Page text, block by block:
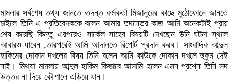
মামলার সর্বশেষ তথ্য জানতে তদন্ত কর্মকর্তা মিজানুরের কাছে মুঠোফোনে জানতে
চাইলে তিনি এ প্রতিবেদককে বলেন আমার তদন্তের কাজ আমি অনেকটাই প্রায়
শেষ করেছি কিন্তু এরপরেও সার্কেল সাহেব বিষয়টি দেখছেন উনি ঘটনা স্থলে
আবারও যাবেন ,তারপরেই আমি আদালতে রিপোর্ট প্রদান করব। সাংবাদিক আব্দুল
হাকিমের দোকান দখলের বিষয় তিনি বলেন আমি কাউকে দোকান দখলে হুকুম দেই
নাই। মিথ্যা মামলায় আব্দুল হাকিম কিভাবে আসামি হলেন এমন প্রশ্নে তিনি সদ
উত্তর না দিয়ে কৌশালে এড়িয়ে যান।